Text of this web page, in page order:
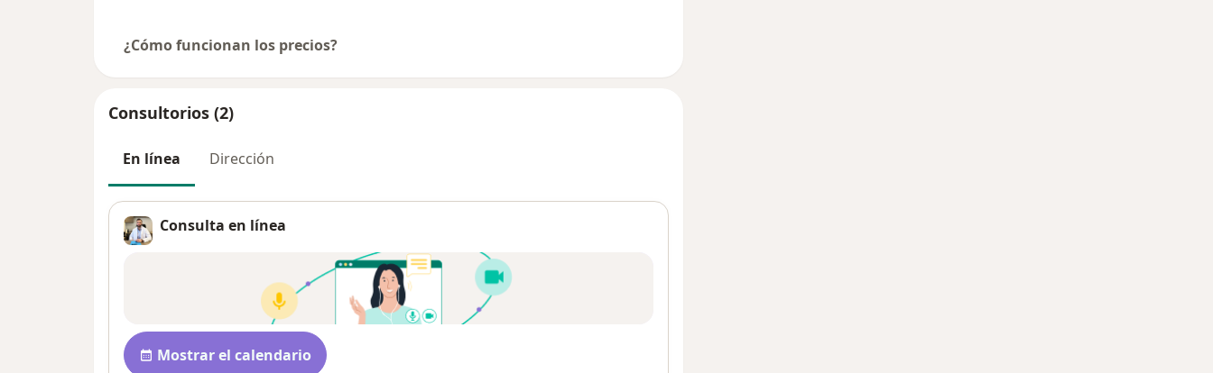
¿Cómo funcionan los precios?
Consultorios (2)
En línea Dirección
Consulta en línea
Disponibilidad
Mostrar el calendario